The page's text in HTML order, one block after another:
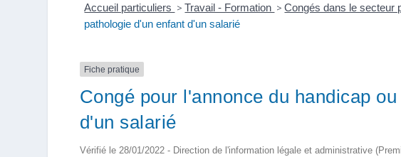
Accueil particuliers > Travail - Formation > Congés dans le secteur
pathologie d'un enfant d'un salarié
Fiche pratique
Congé pour l'annonce du handicap
d'un salarié
Vérifié le 28/01/2022 - Direction de l'information légale et administrative